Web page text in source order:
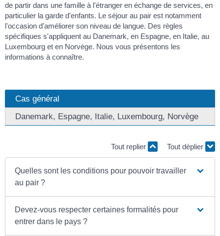
de partir dans une famille à l'étranger en échange de services, en
particulier la garde d'enfants. Le séjour au pair est notamment
l'occasion d'améliorer son niveau de langue. Des règles
spécifiques s'appliquent au Danemark, en Espagne, en Italie, au
Luxembourg et en Norvège. Nous vous présentons les
informations à connaître.
Cas général
Danemark, Espagne, Italie, Luxembourg, Norvège
Tout replier Tout déplier
Quelles sont les conditions pour pouvoir travailler
au pair ?
Devez-vous respecter certaines formalités pour
entrer dans le pays ?